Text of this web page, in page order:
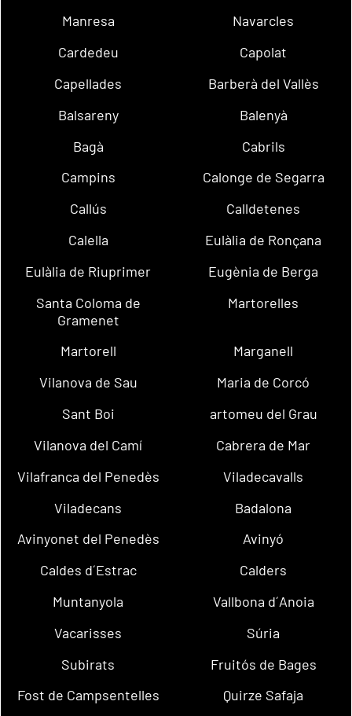
Manresa
Navarcles
Cardedeu
Capolat
Capellades
Barberà del Vallès
Balsareny
Balenyà
Bagà
Cabrils
Campins
Calonge de Segarra
Callús
Calldetenes
Calella
Eulàlia de Ronçana
Eulàlia de Riuprimer
Eugènia de Berga
Santa Coloma de
Gramenet
Martorelles
Martorell
Marganell
Vilanova de Sau
Maria de Corcó
Sant Boi
artomeu del Grau
Vilanova del Camí
Cabrera de Mar
Vilafranca del Penedès
Viladecavalls
Viladecans
Badalona
Avinyonet del Penedès
Avinyó
Caldes d´Estrac
Calders
Muntanyola
Vallbona d´Anoia
Vacarisses
Súria
Subirats
Fruitós de Bages
Fost de Campsentelles
Quirze Safaja